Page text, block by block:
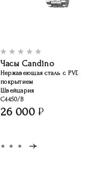
Часы Candino
Нержавеющая сталь с PVD-
покрытием
Швейцария
C4450/B
26 000